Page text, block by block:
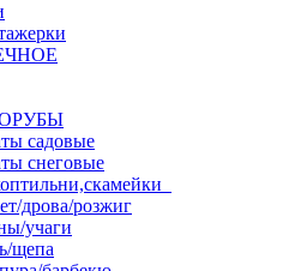
садовые
снеговые
дрова/розжиг
учаги
щепа